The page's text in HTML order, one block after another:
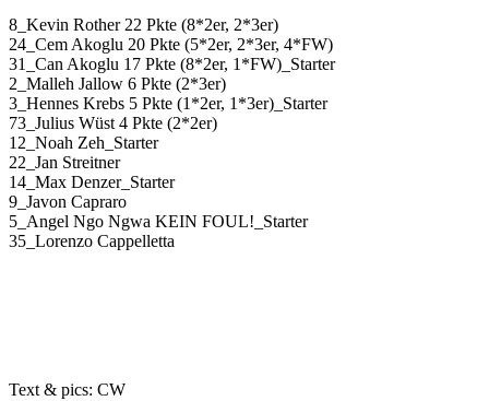
8_Kevin Rother 22 Pkte (8*2er, 2*3er)
24_Cem Akoglu 20 Pkte (5*2er, 2*3er, 4*FW)
31_Can Akoglu 17 Pkte (8*2er, 1*FW)_Starter
2_Malleh Jallow 6 Pkte (2*3er)
3_Hennes Krebs 5 Pkte (1*2er, 1*3er)_Starter
73_Julius Wüst 4 Pkte (2*2er)
12_Noah Zeh_Starter
22_Jan Streitner
14_Max Denzer_Starter
9_Javon Capraro
5_Angel Ngo Ngwa KEIN FOUL!_Starter
35_Lorenzo Cappelletta
Text & pics: CW